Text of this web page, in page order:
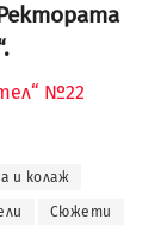
№22
и колаж
Сюжети